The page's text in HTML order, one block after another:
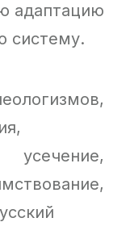
адаптацию
систему.